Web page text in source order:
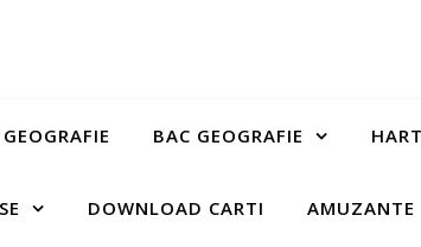
BAC GEOGRAFIE
DOWNLOAD CARTI AMUZANTE